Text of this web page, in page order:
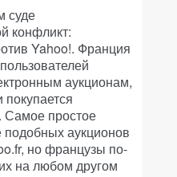
суде
конфликт:
Yahoo!. Франция
аукционам,
Самое простое
аукционов
но французы по-
на любом другом